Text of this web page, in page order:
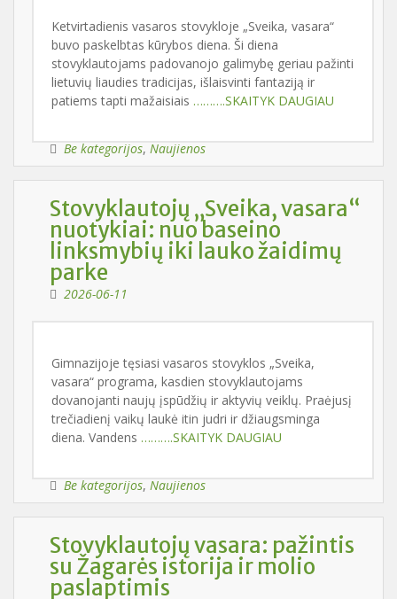
Ketvirtadienis vasaros stovykloje „Sveika, vasara“
buvo paskelbtas kūrybos diena. Ši diena
stovyklautojams padovanojo galimybę geriau pažinti
lietuvių liaudies tradicijas, išlaisvinti fantaziją ir
patiems tapti mažaisiais ……….SKAITYK DAUGIAU
Be kategorijos, Naujienos
Stovyklautojų „Sveika, vasara“
nuotykiai: nuo baseino
linksmybių iki lauko žaidimų
parke
2026-06-11
Gimnazijoje tęsiasi vasaros stovyklos „Sveika,
vasara“ programa, kasdien stovyklautojams
dovanojanti naujų įspūdžių ir aktyvių veiklų. Praėjusį
trečiadienį vaikų laukė itin judri ir džiaugsminga
diena. Vandens ……….SKAITYK DAUGIAU
Be kategorijos, Naujienos
Stovyklautojų vasara: pažintis
su Žagarės istorija ir molio
paslaptimis